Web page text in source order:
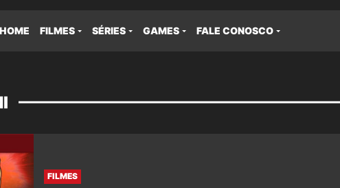
HOME FILMES SÉRIES GAMES FALE CONOSCO
FILMES